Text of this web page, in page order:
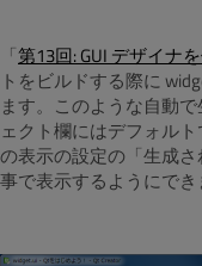
「第13回: GUI デザイナ
トをビルドする際に
ます。このような自動
ェクト欄にはデフォル
の表示の設定の「生成
事で表示するようにでき